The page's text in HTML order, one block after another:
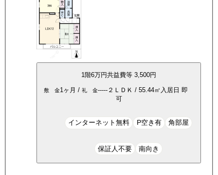
1階6万円共益費等 3,500円
敷 金1ヶ月 / 礼 金-----２ＬＤＫ / 55.44㎡ 入居日 即
可
インターネット無料 P空き有 角部屋
保証人不要 南向き